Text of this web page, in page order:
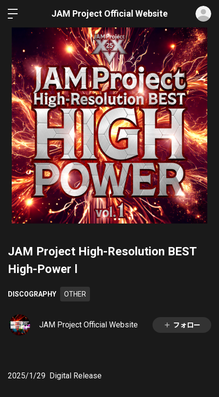
JAM Project Official Website
JAM Project High-Resolution BEST
High-Power Ⅰ
DISCOGRAPHY OTHER
JAM Project Official Website フォロー
2025/1/29 Digital Release